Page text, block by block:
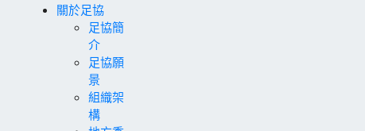
關於足協
足協簡
介
足協願
景
組織架
構